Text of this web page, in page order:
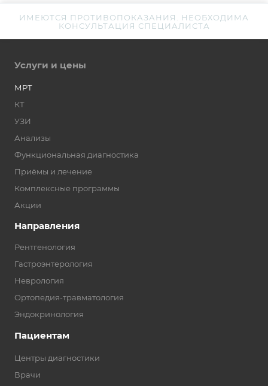
ИМЕЮТСЯ ПРОТИВОПОКАЗАНИЯ. НЕОБХОДИМА
КОНСУЛЬТАЦИЯ СПЕЦИАЛИСТА
Услуги и цены
МРТ
КТ
УЗИ
Анализы
Функциональная диагностика
Приёмы и лечение
Комплексные программы
Акции
Направления
Рентгенология
Гастроэнтерология
Неврология
Ортопедия-травматология
Эндокринология
Пациентам
Центры диагностики
Врачи